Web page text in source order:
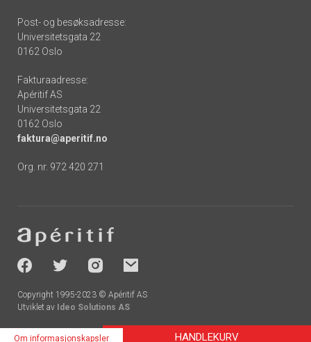
Post- og besøksadresse:
Universitetsgata 22
0162 Oslo
Fakturaadresse:
Apéritif AS
Universitetsgata 22
0162 Oslo
faktura@aperitif.no
Org. nr. 972 420 271
-
socials
Copyright 1995-2023 © Apéritif AS
Utviklet av Ideo Solutions AS
HANDLEKURV
Om informasjonskapsler